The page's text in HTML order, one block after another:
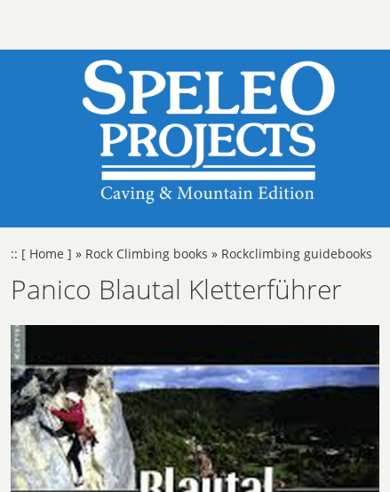
:: [ Home ] » Rock Climbing books » Rockclimbing guidebooks
Panico Blautal Kletterführer